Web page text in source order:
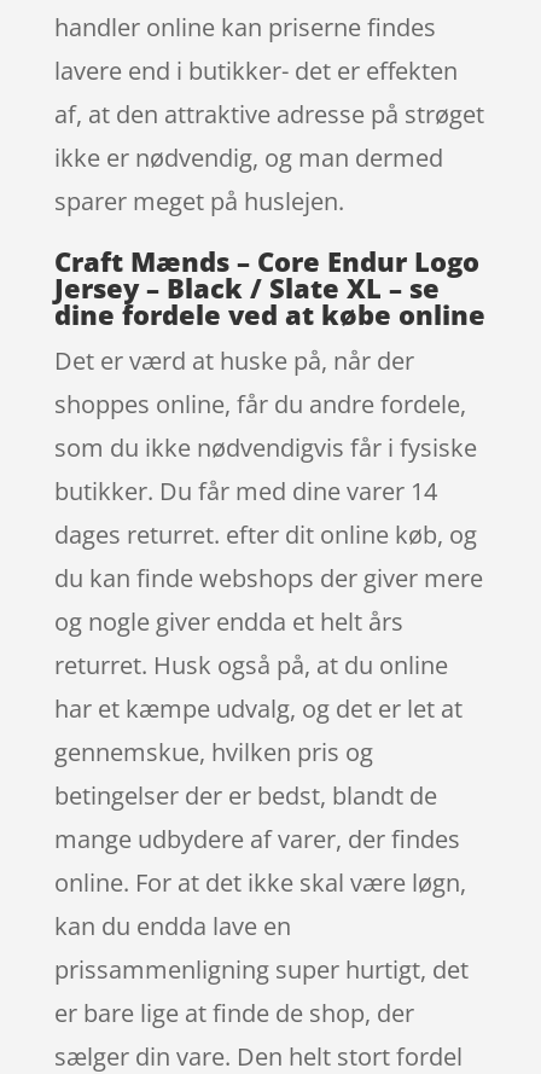
handler online kan priserne findes
lavere end i butikker- det er effekten
af, at den attraktive adresse på strøget
ikke er nødvendig, og man dermed
sparer meget på huslejen.
Craft Mænds – Core Endur Logo
Jersey – Black / Slate XL – se
dine fordele ved at købe online
Det er værd at huske på, når der
shoppes online, får du andre fordele,
som du ikke nødvendigvis får i fysiske
butikker. Du får med dine varer 14
dages returret. efter dit online køb, og
du kan finde webshops der giver mere
og nogle giver endda et helt års
returret. Husk også på, at du online
har et kæmpe udvalg, og det er let at
gennemskue, hvilken pris og
betingelser der er bedst, blandt de
mange udbydere af varer, der findes
online. For at det ikke skal være løgn,
kan du endda lave en
prissammenligning super hurtigt, det
er bare lige at finde de shop, der
sælger din vare. Den helt stort fordel